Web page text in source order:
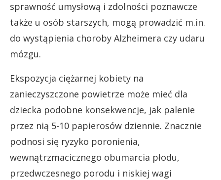
sprawność umysłową i zdolności poznawcze
także u osób starszych, mogą prowadzić m.in.
do wystąpienia choroby Alzheimera czy udaru
mózgu.
Ekspozycja ciężarnej kobiety na
zanieczyszczone powietrze może mieć dla
dziecka podobne konsekwencje, jak palenie
przez nią 5-10 papierosów dziennie. Znacznie
podnosi się ryzyko poronienia,
wewnątrzmacicznego obumarcia płodu,
przedwczesnego porodu i niskiej wagi